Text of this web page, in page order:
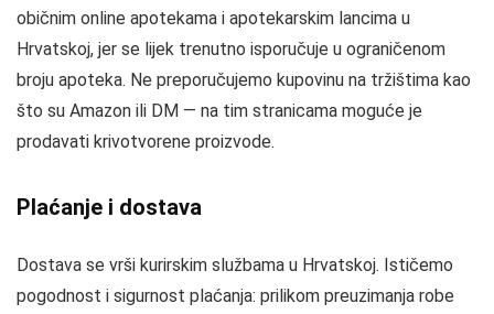
običnim online apotekama i apotekarskim lancima u
Hrvatskoj, jer se lijek trenutno isporučuje u ograničenom
broju apoteka. Ne preporučujemo kupovinu na tržištima kao
što su Amazon ili DM — na tim stranicama moguće je
prodavati krivotvorene proizvode.
Plaćanje i dostava
Dostava se vrši kurirskim službama u Hrvatskoj. Ističemo
pogodnost i sigurnost plaćanja: prilikom preuzimanja robe